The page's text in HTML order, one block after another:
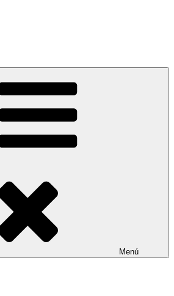
Menú